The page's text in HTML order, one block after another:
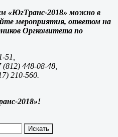
«ЮгТранс-2018» можно в
мероприятия, ответом на
Оргкомитета по
51
(812) 448-08-48
210-560.
2018»!
Искать